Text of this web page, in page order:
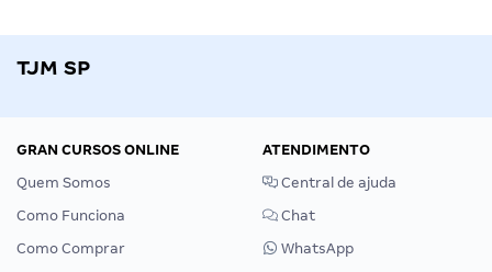
TJM SP
GRAN CURSOS ONLINE
Quem Somos
Como Funciona
Como Comprar
ATENDIMENTO
Central de ajuda
Chat
WhatsApp